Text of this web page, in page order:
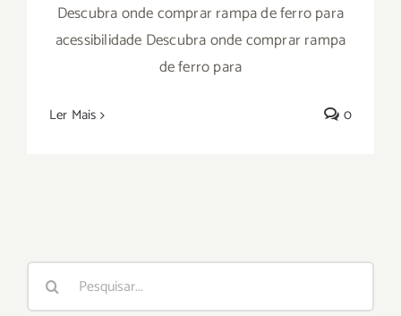
Descubra onde comprar rampa de ferro para
acessibilidade Descubra onde comprar rampa
de ferro para
Ler Mais 0
Buscar
resultados